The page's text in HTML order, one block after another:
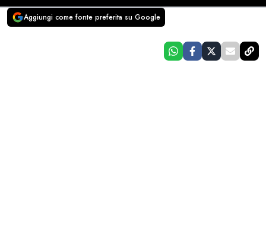
Aggiungi come fonte preferita su Google